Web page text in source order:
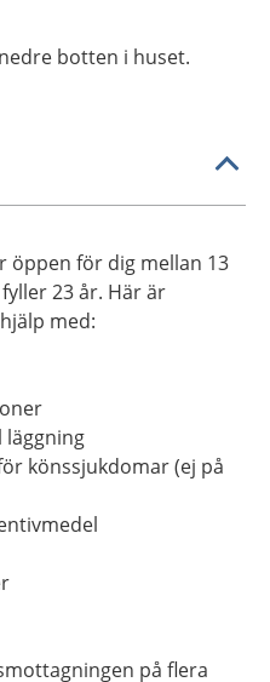
botten i huset.
öppen för dig mellan 13
23 år. Här är
med:
läggning
könssjukdomar (ej på
på flera